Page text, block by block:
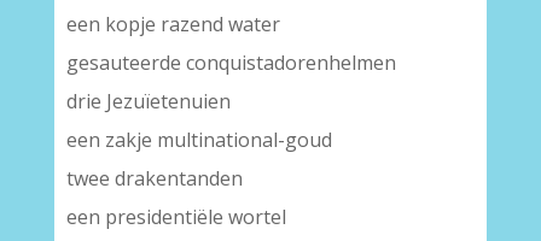
een kopje razend water
gesauteerde conquistadorenhelmen
drie Jezuïetenuien
een zakje multinational-goud
twee drakentanden
een presidentiële wortel